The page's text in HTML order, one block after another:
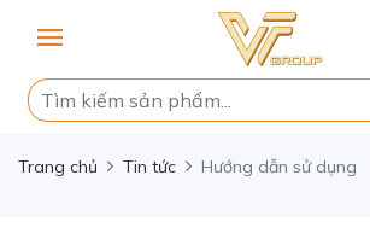
Trang chủ Tin tức Hướng dẫn sử dụng